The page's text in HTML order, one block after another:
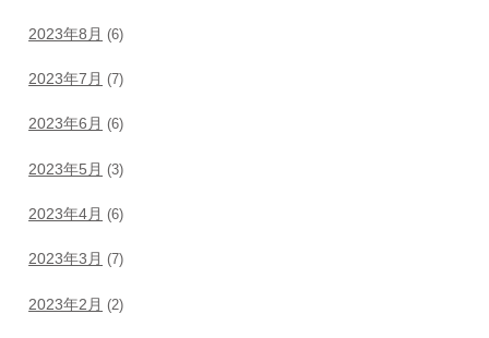
2023年8月 (6)
2023年7月 (7)
2023年6月 (6)
2023年5月 (3)
2023年4月 (6)
2023年3月 (7)
2023年2月 (2)